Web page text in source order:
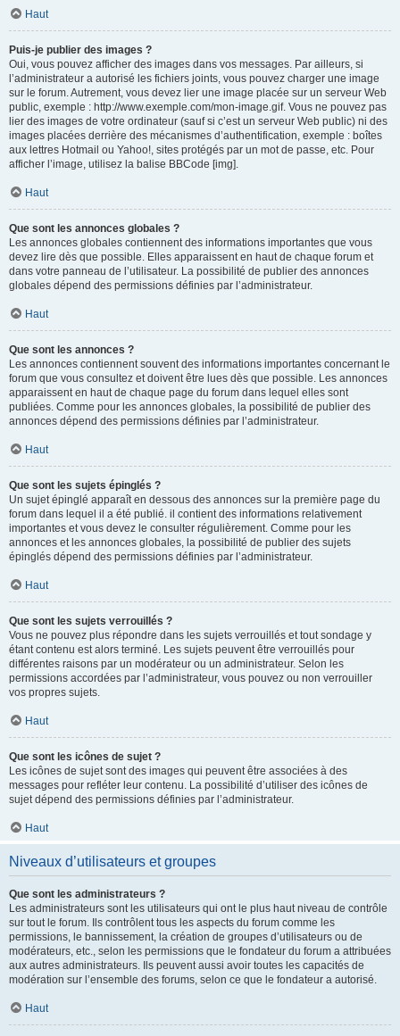
Haut
Puis-je publier des images ?
Oui, vous pouvez afficher des images dans vos messages. Par ailleurs, si
l’administrateur a autorisé les fichiers joints, vous pouvez charger une image
sur le forum. Autrement, vous devez lier une image placée sur un serveur Web
public, exemple : http://www.exemple.com/mon-image.gif. Vous ne pouvez pas
lier des images de votre ordinateur (sauf si c’est un serveur Web public) ni des
images placées derrière des mécanismes d’authentification, exemple : boîtes
aux lettres Hotmail ou Yahoo!, sites protégés par un mot de passe, etc. Pour
afficher l’image, utilisez la balise BBCode [img].
Haut
Que sont les annonces globales ?
Les annonces globales contiennent des informations importantes que vous
devez lire dès que possible. Elles apparaissent en haut de chaque forum et
dans votre panneau de l’utilisateur. La possibilité de publier des annonces
globales dépend des permissions définies par l’administrateur.
Haut
Que sont les annonces ?
Les annonces contiennent souvent des informations importantes concernant le
forum que vous consultez et doivent être lues dès que possible. Les annonces
apparaissent en haut de chaque page du forum dans lequel elles sont
publiées. Comme pour les annonces globales, la possibilité de publier des
annonces dépend des permissions définies par l’administrateur.
Haut
Que sont les sujets épinglés ?
Un sujet épinglé apparaît en dessous des annonces sur la première page du
forum dans lequel il a été publié. il contient des informations relativement
importantes et vous devez le consulter régulièrement. Comme pour les
annonces et les annonces globales, la possibilité de publier des sujets
épinglés dépend des permissions définies par l’administrateur.
Haut
Que sont les sujets verrouillés ?
Vous ne pouvez plus répondre dans les sujets verrouillés et tout sondage y
étant contenu est alors terminé. Les sujets peuvent être verrouillés pour
différentes raisons par un modérateur ou un administrateur. Selon les
permissions accordées par l’administrateur, vous pouvez ou non verrouiller
vos propres sujets.
Haut
Que sont les icônes de sujet ?
Les icônes de sujet sont des images qui peuvent être associées à des
messages pour refléter leur contenu. La possibilité d’utiliser des icônes de
sujet dépend des permissions définies par l’administrateur.
Haut
Niveaux d’utilisateurs et groupes
Que sont les administrateurs ?
Les administrateurs sont les utilisateurs qui ont le plus haut niveau de contrôle
sur tout le forum. Ils contrôlent tous les aspects du forum comme les
permissions, le bannissement, la création de groupes d’utilisateurs ou de
modérateurs, etc., selon les permissions que le fondateur du forum a attribuées
aux autres administrateurs. Ils peuvent aussi avoir toutes les capacités de
modération sur l’ensemble des forums, selon ce que le fondateur a autorisé.
Haut